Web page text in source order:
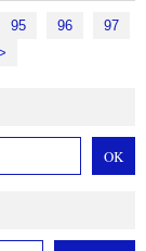
95 96
97